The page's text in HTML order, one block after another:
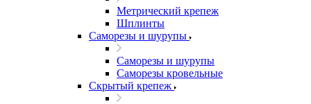
Метрический крепеж
Шплинты
Саморезы и шурупы
Саморезы и шурупы
Саморезы кровельные
Скрытый крепеж